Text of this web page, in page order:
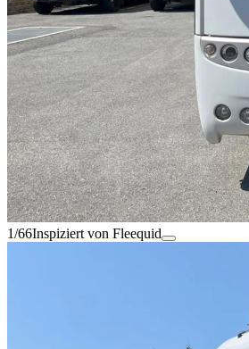
1/66Inspiziert von Fleequid